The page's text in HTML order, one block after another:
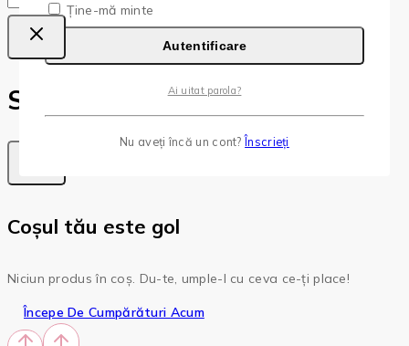
Ține-mă minte
Autentificare
Ai uitat parola?
Nu aveți încă un cont?Înscrieți
Shopping Cart
Coșul tău este gol
Niciun produs în coș. Du-te, umple-l cu ceva ce-ți place!
Începe De Cumpărături Acum